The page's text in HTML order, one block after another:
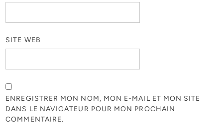
SITE WEB
ENREGISTRER MON NOM, MON E-MAIL ET MON SITE
DANS LE NAVIGATEUR POUR MON PROCHAIN
COMMENTAIRE.